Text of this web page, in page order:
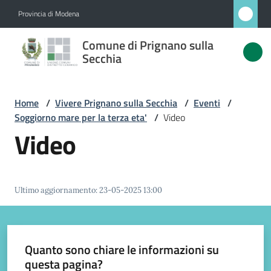
Provincia di Modena
Comune di Prignano sulla
Secchia
Comune
di
sulla
Secchia
Vivere
Home / Vivere Prignano sulla Secchia / Eventi /
Soggiorno mare per la terza eta' / Video
Video
Ultimo aggiornamento:23-05-2025 13:00
Quanto sono chiare le informazioni su
questa pagina?